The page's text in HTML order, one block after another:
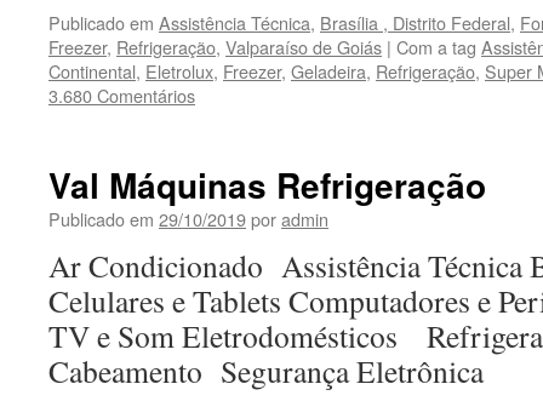
Publicado em Assistência Técnica, Brasília , Distrito Federal,
Freezer, Refrigeração, Valparaíso de Goiás | Com a tag
Continental, Eletrolux, Freezer, Geladeira, Refrigeração, Super
3.680 Comentários
Val Máquinas Refrigeração
Publicado em 29/10/2019poradmin
Ar Condicionado Assistência Técnica
Celulares e Tablets Computadores e
TV e Som Eletrodomésticos
Cabeamento Segurança Eletrônica